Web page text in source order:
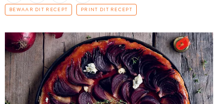
BEWAAR DIT RECEPT PRINT DIT RECEPT